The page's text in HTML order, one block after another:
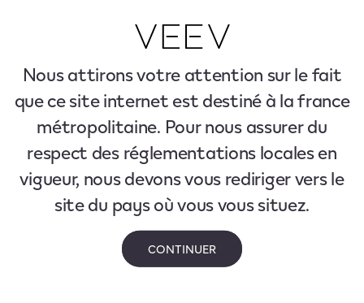
Nous attirons votre attention sur le fait
que ce site internet est destiné à la france
métropolitaine. Pour nous assurer du
respect des réglementations locales en
vigueur, nous devons vous rediriger vers le
site du pays où vous vous situez.
CONTINUER